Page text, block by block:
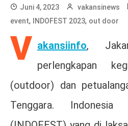
Juni 4, 2023 vakansinews
event, INDOFEST 2023, out door
V akansiinfo,
perlengkapan
(outdoor) dan
Tenggara.